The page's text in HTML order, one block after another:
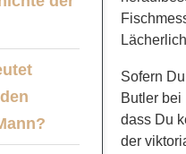
Sofern
Butler
dass Du
der